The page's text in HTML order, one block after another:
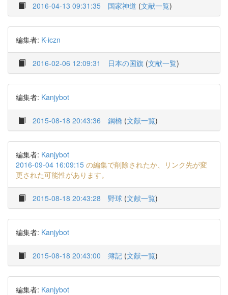
2016-04-13 09:31:35 国家神道 (文献一覧)
編集者: K-iczn
2016-02-06 12:09:31 日本の国旗 (文献一覧)
編集者: Kanjybot
2015-08-18 20:43:36 鋼橋 (文献一覧)
編集者: Kanjybot
2016-09-04 16:09:15 の編集で削除されたか、リンク先が変
更された可能性があります。
2015-08-18 20:43:28 野球 (文献一覧)
編集者: Kanjybot
2015-08-18 20:43:00 簿記 (文献一覧)
編集者: Kanjybot